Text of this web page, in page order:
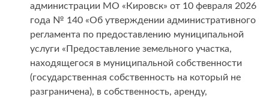
администрации МО «Кировск» от 10 февраля 2026
года № 140 «Об утверждении административного
регламента по предоставлению муниципальной
услуги «Предоставление земельного участка,
находящегося в муниципальной собственности
(государственная собственность на который не
разграничена), в собственность, аренду,